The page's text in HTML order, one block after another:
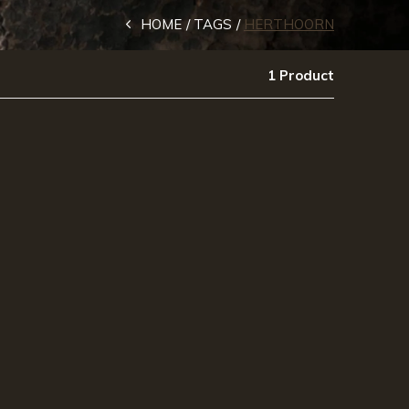
HOME TAGS HERTHOORN
1 Product